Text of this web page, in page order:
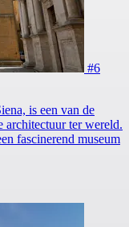
#6
is een van de
architectuur ter wereld.
fascinerend museum